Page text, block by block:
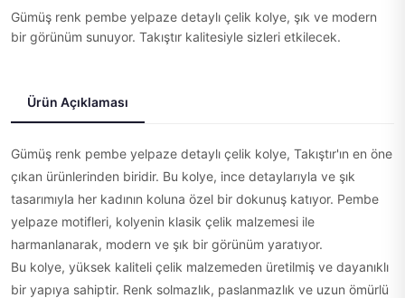
Gümüş renk pembe yelpaze detaylı çelik kolye, şık ve modern
bir görünüm sunuyor. Takıştır kalitesiyle sizleri etkilecek.
Ürün Açıklaması
Gümüş renk pembe yelpaze detaylı çelik kolye, Takıştır'ın en öne
çıkan ürünlerinden biridir. Bu kolye, ince detaylarıyla ve şık
tasarımıyla her kadının koluna özel bir dokunuş katıyor. Pembe
yelpaze motifleri, kolyenin klasik çelik malzemesi ile
harmanlanarak, modern ve şık bir görünüm yaratıyor.
Bu kolye, yüksek kaliteli çelik malzemeden üretilmiş ve dayanıklı
bir yapıya sahiptir. Renk solmazlık, paslanmazlık ve uzun ömürlü